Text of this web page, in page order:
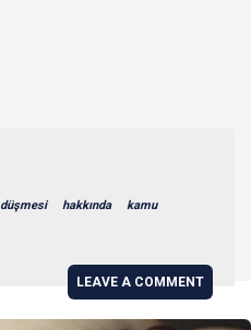
düşmesi hakkında kamu
LEAVE A COMMENT